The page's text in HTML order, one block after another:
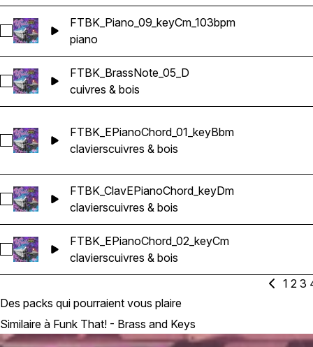
Sélectionnez FTBK_Piano_09_keyCm_103bpm
FTBK_Piano_09_keyCm_103bpm
piano
Sélectionnez FTBK_BrassNote_05_D
FTBK_BrassNote_05_D
cuivres & bois
Sélectionnez FTBK_EPianoChord_01_keyBbm
FTBK_EPianoChord_01_keyBbm
clavierscuivres & bois
Sélectionnez FTBK_ClavEPianoChord_keyDm
FTBK_ClavEPianoChord_keyDm
clavierscuivres & bois
Sélectionnez FTBK_EPianoChord_02_keyCm
FTBK_EPianoChord_02_keyCm
clavierscuivres & bois
1 2 3
Des packs qui pourraient vous plaire
Similaire à Funk That! - Brass and Keys